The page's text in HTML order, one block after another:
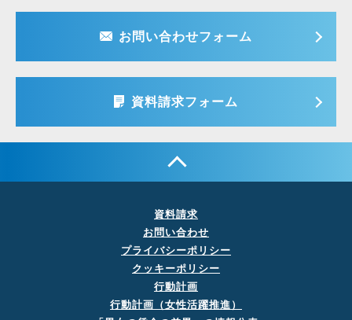
お問い合わせフォーム
資料請求フォーム
資料請求
お問い合わせ
プライバシーポリシー
クッキーポリシー
行動計画
行動計画（女性活躍推進）